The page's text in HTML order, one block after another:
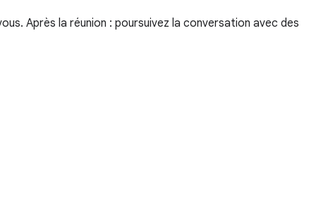
Après la réunion : poursuivez la conversation avec des